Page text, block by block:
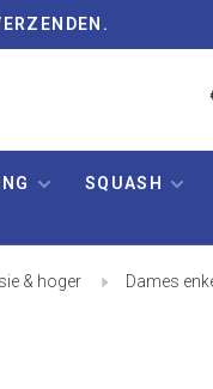
SQUASH
& hoger Dames